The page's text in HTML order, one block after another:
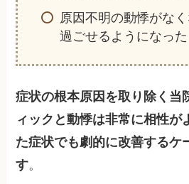
原因不明の動悸がな
過ごせるようになった
症状の根本原因を取り除く当
ィックと動悸は非常に相性が
た症状でも劇的に改善するケ
す。